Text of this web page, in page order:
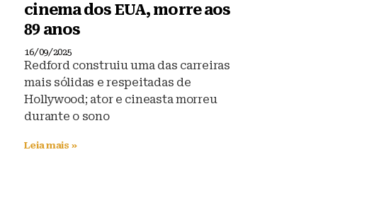
cinema dos EUA, morre aos
89 anos
16/09/2025
Redford construiu uma das carreiras
mais sólidas e respeitadas de
Hollywood; ator e cineasta morreu
durante o sono
Leia mais »